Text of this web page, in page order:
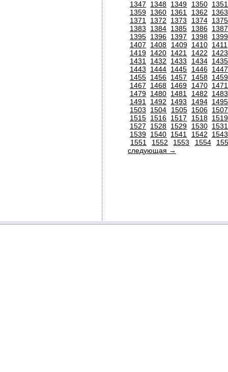
1347
1348 1349 1350 1351
1359 1360 1361 1362
1363
1371
1372 1373 1374 1375
1383
1384 1385 1386 1387
1395 1396 1397 1398 1399
1407
1408 1409 1410 1411
1419 1420 1421 1422
1423
1431
1432 1433 1434 1435
1443
1444 1445 1446 1447
1455 1456 1457 1458 1459
1467
1468 1469 1470 1471
1479 1480 1481 1482
1483
1491
1492 1493 1494 1495
1503
1504 1505 1506 1507
1515 1516 1517 1518 1519
1527
1528 1529 1530 1531
1539 1540 1541 1542
1543
1551
1552 1553 1554
следующая →